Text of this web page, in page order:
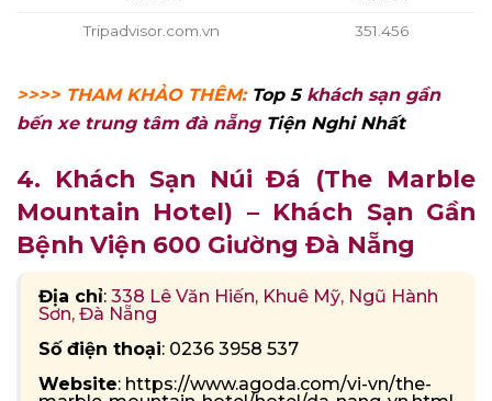
Tripadvisor.com.vn 351.456
>>>> THAM KHẢO THÊM: Top 5 khách sạn gần
bến xe trung tâm đà nẵng Tiện Nghi Nhất
4. Khách Sạn Núi Đá (The Marble
Mountain Hotel) – Khách Sạn Gần
Bệnh Viện 600 Giường Đà Nẵng
Địa chỉ: 338 Lê Văn Hiến, Khuê Mỹ, Ngũ Hành
Sơn, Đà Nẵng
Số điện thoại: 0236 3958 537
Website: https://www.agoda.com/vi-vn/the-